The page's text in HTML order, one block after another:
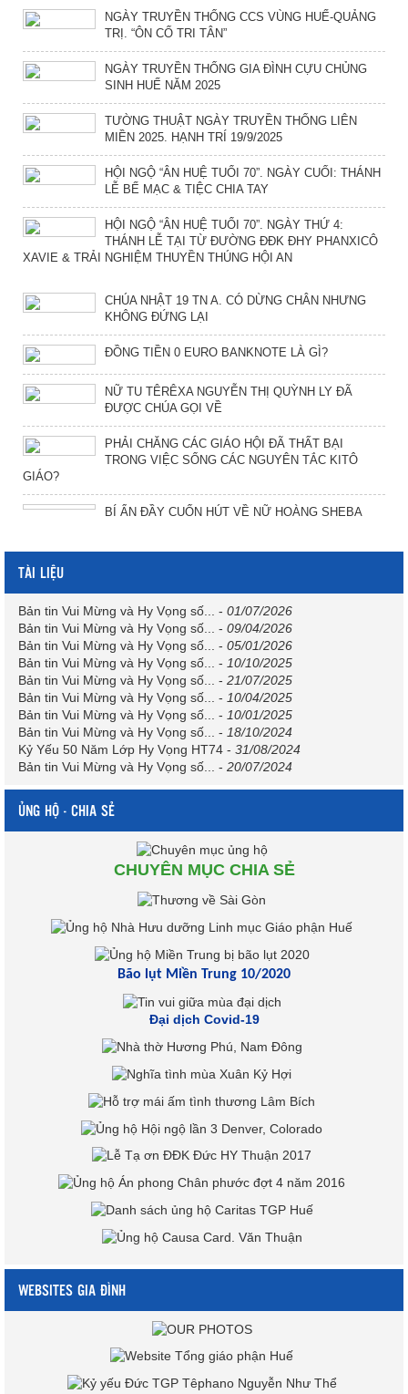
NGÀY TRUYỀN THỐNG CCS VÙNG HUẾ-QUẢNG
TRỊ. “ÔN CỐ TRI TÂN”
NGÀY TRUYỀN THỐNG GIA ĐÌNH CỰU CHỦNG
SINH HUẾ NĂM 2025
TƯỜNG THUẬT NGÀY TRUYỀN THỐNG LIÊN
MIỀN 2025. HẠNH TRÍ 19/9/2025
HỘI NGỘ “ÂN HUỆ TUỔI 70”. NGÀY CUỐI: THÁNH
LỄ BẾ MẠC & TIỆC CHIA TAY
HỘI NGỘ “ÂN HUỆ TUỔI 70”. NGÀY THỨ 4:
THÁNH LỄ TẠI TỪ ĐƯỜNG ĐĐK ĐHY PHANXICÔ
XAVIE & TRẢI NGHIỆM THUYỀN THÚNG HỘI AN
CHÚA NHẬT 19 TN A. CÓ DỪNG CHÂN NHƯNG
KHÔNG ĐỨNG LẠI
ĐỒNG TIỀN 0 EURO BANKNOTE LÀ GÌ?
NỮ TU TÊRÊXA NGUYỄN THỊ QUỲNH LY ĐÃ
ĐƯỢC CHÚA GỌI VỀ
PHẢI CHĂNG CÁC GIÁO HỘI ĐÃ THẤT BẠI
TRONG VIỆC SỐNG CÁC NGUYÊN TẮC KITÔ
GIÁO?
BÍ ẨN ĐẦY CUỐN HÚT VỀ NỮ HOÀNG SHEBA
TÀI LIỆU
Bản tin Vui Mừng và Hy Vọng số... - 01/07/2026
Bản tin Vui Mừng và Hy Vọng số... - 09/04/2026
Bản tin Vui Mừng và Hy Vọng số... - 05/01/2026
Bản tin Vui Mừng và Hy Vọng số... - 10/10/2025
Bản tin Vui Mừng và Hy Vọng số... - 21/07/2025
Bản tin Vui Mừng và Hy Vọng số... - 10/04/2025
Bản tin Vui Mừng và Hy Vọng số... - 10/01/2025
Bản tin Vui Mừng và Hy Vọng số... - 18/10/2024
Kỷ Yếu 50 Năm Lớp Hy Vọng HT74 - 31/08/2024
Bản tin Vui Mừng và Hy Vọng số... - 20/07/2024
ỦNG HỘ - CHIA SẺ
CHUYÊN MỤC CHIA SẺ
Bão lụt Miền Trung 10/2020
Đại dịch Covid-19
WEBSITES GIA ĐÌNH